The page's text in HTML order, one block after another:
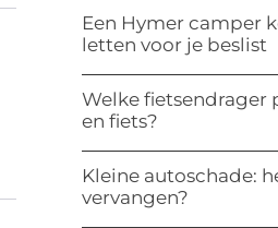
Een Hymer camper
letten voor je beslist
Welke fietsendrager
en fiets?
Kleine autoschade:
vervangen?